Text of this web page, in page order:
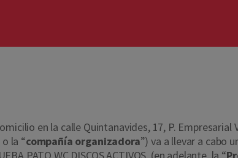
en la calle Quintanavides, 17, P.
o la “compañía organizadora”) va a llevar a cabo